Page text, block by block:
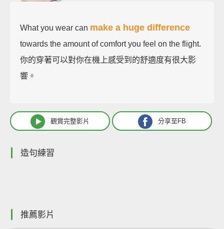
What you wear can make a huge difference
towards the amount of comfort you feel on the flight.
你的穿著可以對你在機上感受到的舒適度有很大影
響。
觀賞完整影片 分享至FB
造句練習
推薦影片